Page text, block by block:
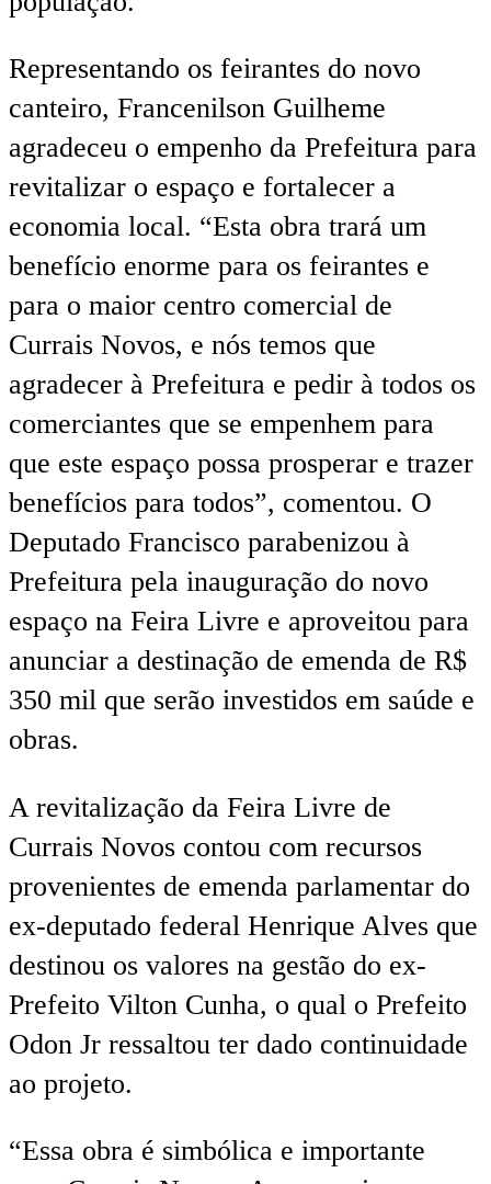
Representando os feirantes do novo
canteiro, Francenilson Guilheme
agradeceu o empenho da Prefeitura para
revitalizar o espaço e fortalecer a
economia local. “Esta obra trará um
benefício enorme para os feirantes e
para o maior centro comercial de
Currais Novos, e nós temos que
agradecer à Prefeitura e pedir à todos os
comerciantes que se empenhem para
que este espaço possa prosperar e trazer
benefícios para todos”, comentou. O
Deputado Francisco parabenizou à
Prefeitura pela inauguração do novo
espaço na Feira Livre e aproveitou para
anunciar a destinação de emenda de R$
350 mil que serão investidos em saúde e
obras.
A revitalização da Feira Livre de
Currais Novos contou com recursos
provenientes de emenda parlamentar do
ex-deputado federal Henrique Alves que
destinou os valores na gestão do ex-
Prefeito Vilton Cunha, o qual o Prefeito
Odon Jr ressaltou ter dado continuidade
ao projeto.
“Essa obra é simbólica e importante